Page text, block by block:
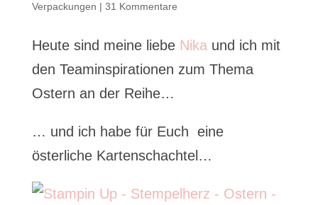
Verpackungen | 31 Kommentare
Heute sind meine liebe Nika und ich mit
den Teaminspirationen zum Thema
Ostern an der Reihe…
… und ich habe für Euch eine
österliche Kartenschachtel…